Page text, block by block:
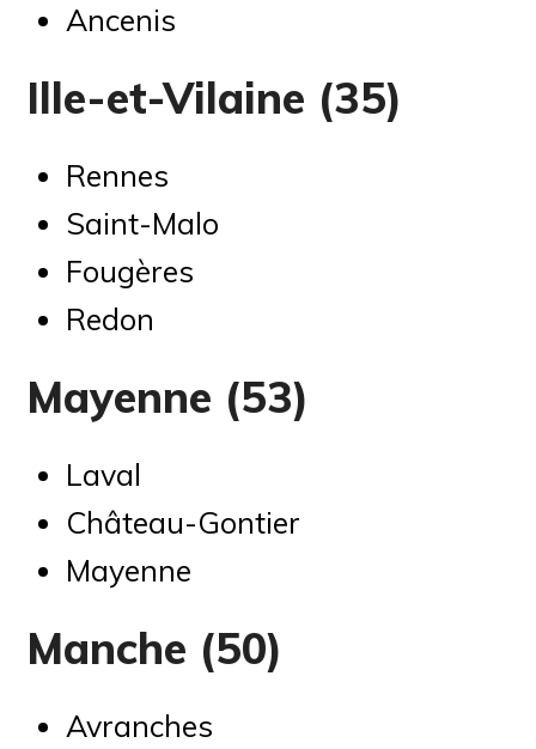
Ancenis
Ille-et-Vilaine (35)
Rennes
Saint-Malo
Fougères
Redon
Mayenne (53)
Laval
Château-Gontier
Mayenne
Manche (50)
Avranches